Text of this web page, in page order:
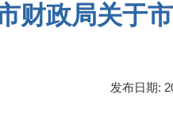
财政局关于
发布日期: